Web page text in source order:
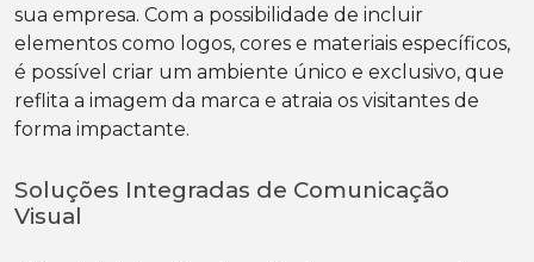
sua empresa. Com a possibilidade de incluir
elementos como logos, cores e materiais específicos,
é possível criar um ambiente único e exclusivo, que
reflita a imagem da marca e atraia os visitantes de
forma impactante.
Soluções Integradas de Comunicação
Visual